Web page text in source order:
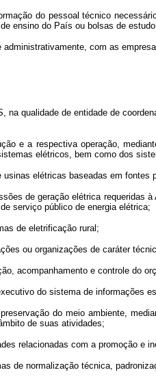
do pessoal técnico necessário
ensino do País ou bolsas de
com as
na qualidade de entidade de
a respectiva operação, mediante
elétricos, bem como dos
elétricas baseadas em fontes
de geração elétrica requeridas à
serviço público de energia elétrica;
de eletrificação rural;
ou organizações de caráter
e controle do
do sistema de informações
do meio ambiente,
de suas atividades;
com a promoção e
normalização técnica,